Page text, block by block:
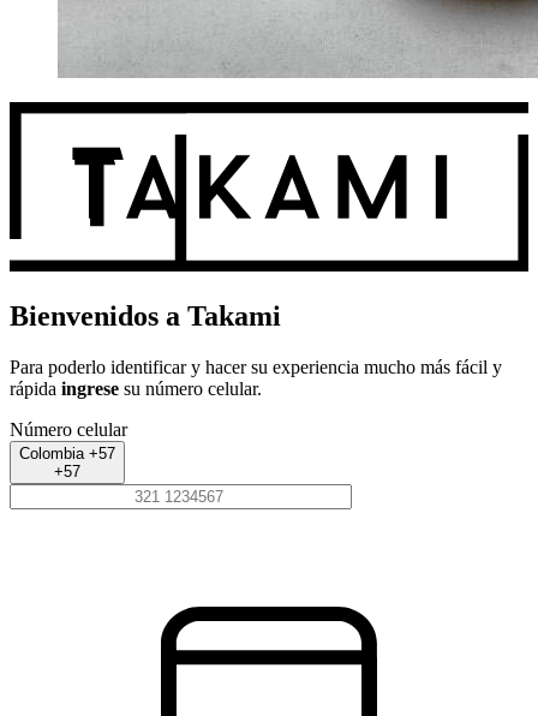
Bienvenidos a Takami
Para poderlo identificar y hacer su experiencia mucho más fácil y
rápida ingrese su número celular.
Número celular
Colombia +57
+57